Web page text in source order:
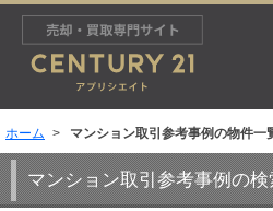
ホーム マンション取引参考事例の物件一
マンション取引参考事例の